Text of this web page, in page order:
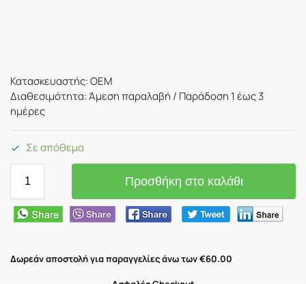
Κατασκευαστής: OEM
Διαθεσιμότητα: Άμεση παραλαβή / Παράδoση 1 έως 3
ημέρες
Σε απόθεμα
Προσθήκη στο καλάθι
Δωρεάν αποστολή για παραγγελίες άνω των €60.00